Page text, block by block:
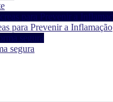
para Prevenir a Inflamação
segura